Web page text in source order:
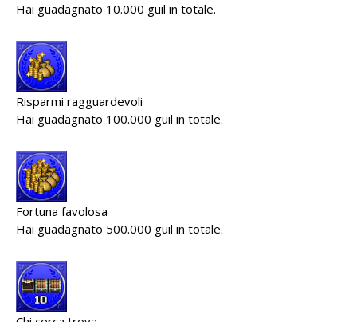
Hai guadagnato 10.000 guil in totale.
Risparmi ragguardevoli
Hai guadagnato 100.000 guil in totale.
Fortuna favolosa
Hai guadagnato 500.000 guil in totale.